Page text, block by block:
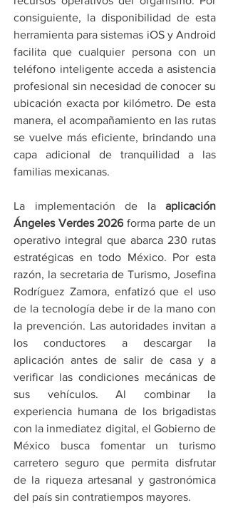
consiguiente, la disponibilidad de esta
herramienta para sistemas iOS y Android
facilita que cualquier persona con un
teléfono inteligente acceda a asistencia
profesional sin necesidad de conocer su
ubicación exacta por kilómetro. De esta
manera, el acompañamiento en las rutas
se vuelve más eficiente, brindando una
capa adicional de tranquilidad a las
familias mexicanas.
La implementación de la aplicación
Ángeles Verdes 2026 forma parte de un
operativo integral que abarca 230 rutas
estratégicas en todo México. Por esta
razón, la secretaria de Turismo, Josefina
Rodríguez Zamora, enfatizó que el uso
de la tecnología debe ir de la mano con
la prevención. Las autoridades invitan a
los conductores a descargar la
aplicación antes de salir de casa y a
verificar las condiciones mecánicas de
sus vehículos. Al combinar la
experiencia humana de los brigadistas
con la inmediatez digital, el Gobierno de
México busca fomentar un turismo
carretero seguro que permita disfrutar
de la riqueza artesanal y gastronómica
del país sin contratiempos mayores.